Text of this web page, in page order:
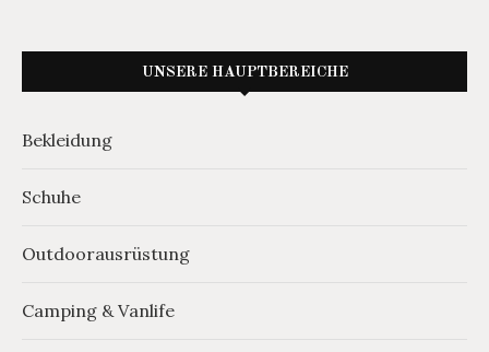
UNSERE HAUPTBEREICHE
Bekleidung
Schuhe
Outdoorausrüstung
Camping & Vanlife